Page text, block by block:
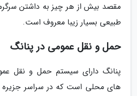
مقصد بیش از هر چیز به داشتن
طبیعی بسیار زیبا معروف است.
حمل و نقل عمومی در پنانگ
پنانگ دارای سیستم حمل و نقل
های محلی است که در سراسر جزیره